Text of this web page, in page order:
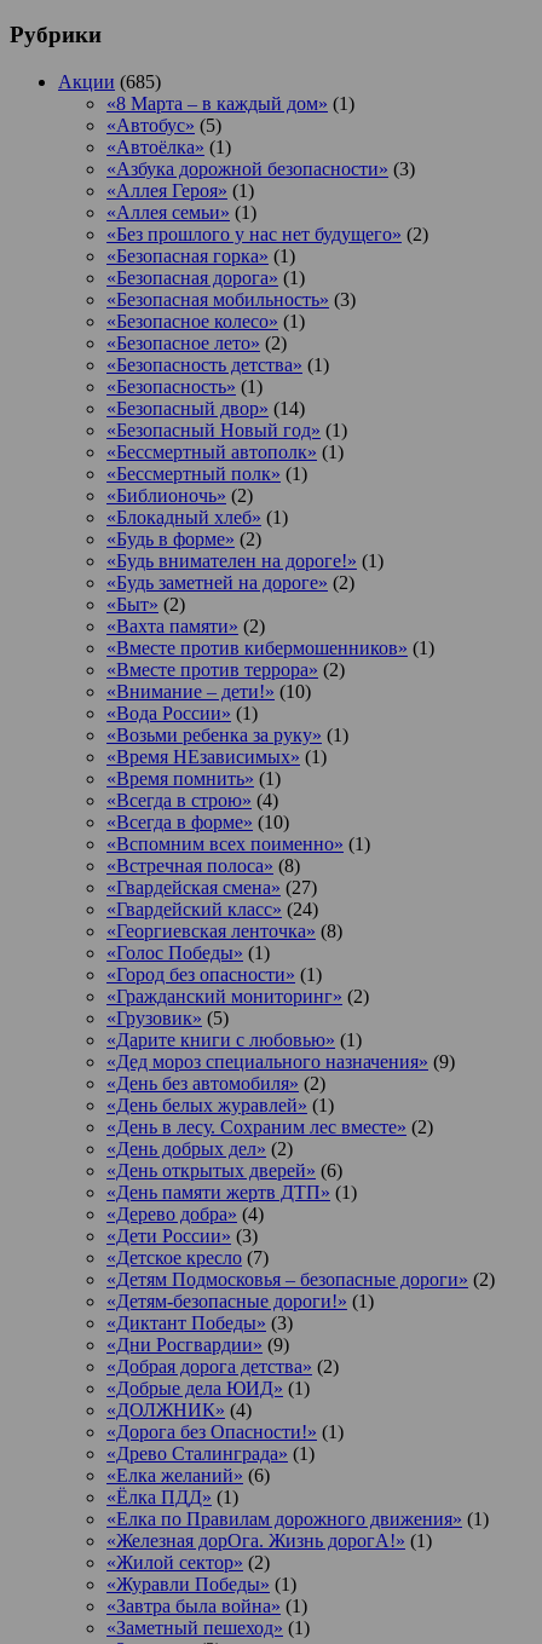
Рубрики
Акции (685)
«8 Марта – в каждый дом» (1)
«Автобус» (5)
«Автоёлка» (1)
«Азбука дорожной безопасности» (3)
«Аллея Героя» (1)
«Аллея семьи» (1)
«Без прошлого у нас нет будущего» (2)
«Безопасная горка» (1)
«Безопасная дорога» (1)
«Безопасная мобильность» (3)
«Безопасное колесо» (1)
«Безопасное лето» (2)
«Безопасность детства» (1)
«Безопасность» (1)
«Безопасный двор» (14)
«Безопасный Новый год» (1)
«Бессмертный автополк» (1)
«Бессмертный полк» (1)
«Библионочь» (2)
«Блокадный хлеб» (1)
«Будь в форме» (2)
«Будь внимателен на дороге!» (1)
«Будь заметней на дороге» (2)
«Быт» (2)
«Вахта памяти» (2)
«Вместе против кибермошенников» (1)
«Вместе против террора» (2)
«Внимание – дети!» (10)
«Вода России» (1)
«Возьми ребенка за руку» (1)
«Время НЕзависимых» (1)
«Время помнить» (1)
«Всегда в строю» (4)
«Всегда в форме» (10)
«Вспомним всех поименно» (1)
«Встречная полоса» (8)
«Гвардейская смена» (27)
«Гвардейский класс» (24)
«Георгиевская ленточка» (8)
«Голос Победы» (1)
«Город без опасности» (1)
«Гражданский мониторинг» (2)
«Грузовик» (5)
«Дарите книги с любовью» (1)
«Дед мороз специального назначения» (9)
«День без автомобиля» (2)
«День белых журавлей» (1)
«День в лесу. Сохраним лес вместе» (2)
«День добрых дел» (2)
«День открытых дверей» (6)
«День памяти жертв ДТП» (1)
«Дерево добра» (4)
«Дети России» (3)
«Детское кресло (7)
«Детям Подмосковья – безопасные дороги» (2)
«Детям-безопасные дороги!» (1)
«Диктант Победы» (3)
«Дни Росгвардии» (9)
«Добрая дорога детства» (2)
«Добрые дела ЮИД» (1)
«ДОЛЖНИК» (4)
«Дорога без Опасности!» (1)
«Древо Сталинграда» (1)
«Елка желаний» (6)
«Ёлка ПДД» (1)
«Елка по Правилам дорожного движения» (1)
«Железная дорОга. Жизнь дорогА!» (1)
«Жилой сектор» (2)
«Журавли Победы» (1)
«Завтра была война» (1)
«Заметный пешеход» (1)